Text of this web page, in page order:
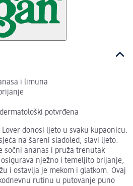
i limuna
potvrđena
donosi ljeto u svaku kupaonicu.
na šareni sladoled, slavi ljeto.
sočni ananas i pruža trenutak
nježno i temeljito brijanje,
i ostavlja je mekom i glatkom. Ovaj
rutinu u putovanje puno